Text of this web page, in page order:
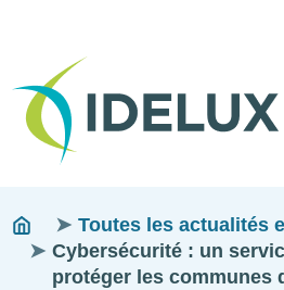
Fils
d'ariane
You
are
here:
Toutes les actualités
Cybersécurité : un
protéger les communes